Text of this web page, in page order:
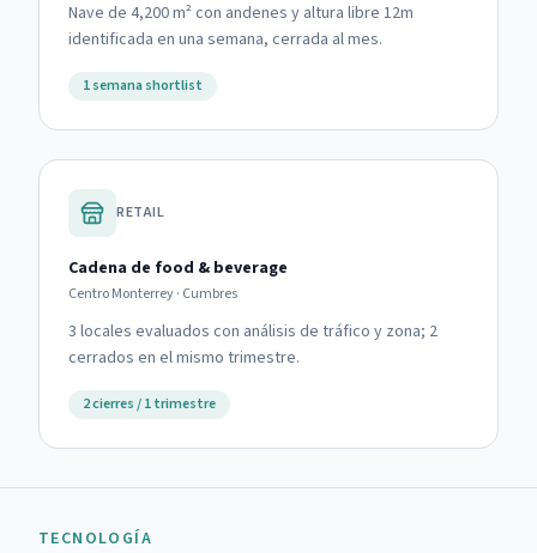
Nave de 4,200 m² con andenes y altura libre 12m
identificada en una semana, cerrada al mes.
1 semana shortlist
RETAIL
Cadena de food & beverage
Centro Monterrey · Cumbres
3 locales evaluados con análisis de tráfico y zona; 2
cerrados en el mismo trimestre.
2 cierres / 1 trimestre
TECNOLOGÍA